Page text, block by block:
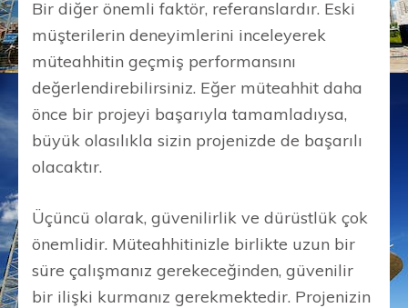
Bir diğer önemli faktör, referanslardır. Eski
müşterilerin deneyimlerini inceleyerek
müteahhitin geçmiş performansını
değerlendirebilirsiniz. Eğer müteahhit daha
önce bir projeyi başarıyla tamamladıysa,
büyük olasılıkla sizin projenizde de başarılı
olacaktır.
Üçüncü olarak, güvenilirlik ve dürüstlük çok
önemlidir. Müteahhitinizle birlikte uzun bir
süre çalışmanız gerekeceğinden, güvenilir
bir ilişki kurmanız gerekmektedir. Projenizin